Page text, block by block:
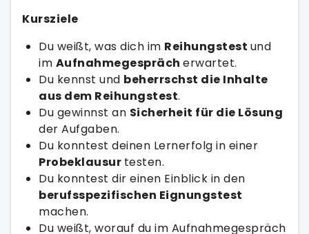
Kursziele
Du weißt, was dich im Reihungstest und
im Aufnahmegespräch erwartet.
Du kennst und beherrschst die Inhalte
aus dem Reihungstest.
Du gewinnst an Sicherheit für die Lösung
der Aufgaben.
Du konntest deinen Lernerfolg in einer
Probeklausur testen.
Du konntest dir einen Einblick in den
berufsspezifischen Eignungstest
machen.
Du weißt, worauf du im Aufnahmegespräch